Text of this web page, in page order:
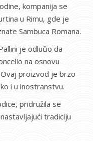
kompanija se
u Rimu, gde je
Sambuca Romana.
je odlučio da
na osnovu
proizvod je brzo
i u inostranstvu.
pridružila se
tradiciju